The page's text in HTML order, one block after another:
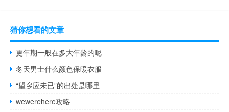
猜你想看的文章
更年期一般在多大年龄的呢
冬天男士什么颜色保暖衣服
“望乡应未已”的出处是哪里
wewerehere攻略